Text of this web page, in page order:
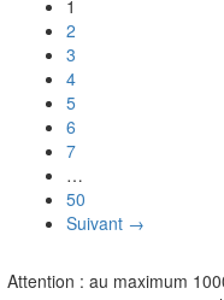
1
2
3
4
5
6
7
…
50
Suivant →
Attention : au maximum